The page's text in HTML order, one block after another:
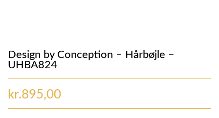
Design by Conception – Hårbøjle –
UHBA824
kr.895,00